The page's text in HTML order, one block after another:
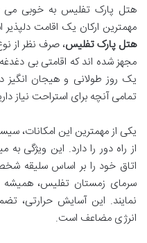
هتل پارک تفلیس به خوبی می
مهمترین ارکان یک اقامت
هتل پارک تفلیس، صرف نظر از
مجهز شده اند که اقامتی بی
یک روز طولانی و هیجان انگیز
تمامی آنچه برای استراحت نیاز
یکی از مهمترین این امکانات،
از راه دور را دارد. این ویژگی
اتاق خود را بر اساس سلیقه
سرمای زمستان تفلیس، همیشه
نمایند. این آسایش حرارتی،
انرژی مضاعف است.